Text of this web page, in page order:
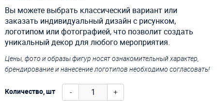
Вы можете выбрать классический вариант или
заказать индивидуальный дизайн с рисунком,
логотипом или фотографией, что позволит создать
уникальный декор для любого мероприятия.
Цены, фото и образы фигур носят ознакомительный характер,
брендирование и нанесение логотипов необходимо согласовать!
Количество, шт - +